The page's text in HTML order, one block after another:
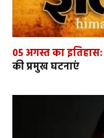
05 अगस्त का इतिहास:
की प्रमुख घटनाएं